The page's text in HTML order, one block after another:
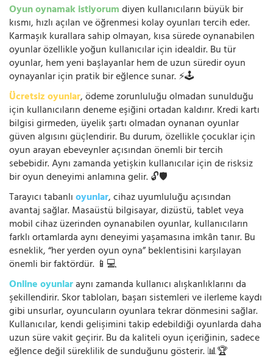
Oyun oynamak istiyorumdiyen kullanıcıların büyük bir
kısmı, hızlı açılan ve öğrenmesi kolay oyunları tercih eder.
Karmaşık kurallara sahip olmayan, kısa sürede oynanabilen
oyunlar özellikle yoğun kullanıcılar için idealdir. Bu tür
oyunlar, hem yeni başlayanlar hem de uzun süredir oyun
oynayanlar için pratik bir eğlence sunar. ⚡🕹️
Ücretsiz oyunlar, ödeme zorunluluğu olmadan sunulduğu
için kullanıcıların deneme eşiğini ortadan kaldırır. Kredi kartı
bilgisi girmeden, üyelik şartı olmadan oynanan oyunlar
güven algısını güçlendirir. Bu durum, özellikle çocuklar için
oyun arayan ebeveynler açısından önemli bir tercih
sebebidir. Aynı zamanda yetişkin kullanıcılar için de risksiz
bir oyun deneyimi anlamına gelir. 🔓🛡️
Tarayıcı tabanlıoyunlar, cihaz uyumluluğu açısından
avantaj sağlar. Masaüstü bilgisayar, dizüstü, tablet veya
mobil cihaz üzerinden oynanabilen oyunlar, kullanıcıların
farklı ortamlarda aynı deneyimi yaşamasına imkân tanır. Bu
esneklik, “her yerden oyun oyna” beklentisini karşılayan
önemli bir faktördür. 📱💻
Online oyunlaraynı zamanda kullanıcı alışkanlıklarını da
şekillendirir. Skor tabloları, başarı sistemleri ve ilerleme kaydı
gibi unsurlar, oyuncuların oyunlara tekrar dönmesini sağlar.
Kullanıcılar, kendi gelişimini takip edebildiği oyunlarda daha
uzun süre vakit geçirir. Bu da kaliteli oyun içeriğinin, sadece
eğlence değil süreklilik de sunduğunu gösterir. 📊🏆